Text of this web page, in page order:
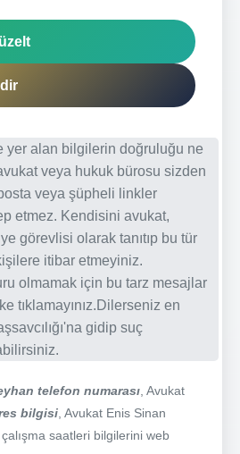
yer alan bilgilerin doğruluğu ne
veya hukuk bürosu sizden
veya şüpheli linkler
etmez. Kendisini avukat,
görevlisi olarak tanıtıp bu tür
itibar etmeyiniz.
olmamak için bu tarz mesajlar
tıklamayınız.Dilerseniz en
gidip suç
telefon numarası , Avukat
bilgisi , Avukat Enis Sinan
saatleri bilgilerini web